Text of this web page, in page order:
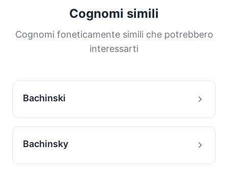
da una grande proporzione della popolazione.
Questa distribuzione ci aiuta a comprendere le
origini e la storia migratoria delle famiglie con
Cognomi simili
Cognomi foneticamente simili che potrebbero
interessarti
Bachinski
Bachinsky